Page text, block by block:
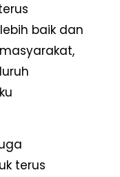
baik dan
terus